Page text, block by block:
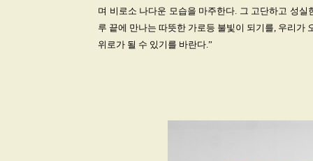
며 비로소 나다운 모습을 마주한다. 그 고단하고 성
루 끝에 만나는 따뜻한 가로등 불빛이 되기를, 우리가
위로가 될 수 있기를 바란다.”